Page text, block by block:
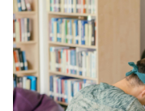
Supérieur privé :
promesse
11 juillet 2026-
Le projet de loi sur la
supérieur privé met en